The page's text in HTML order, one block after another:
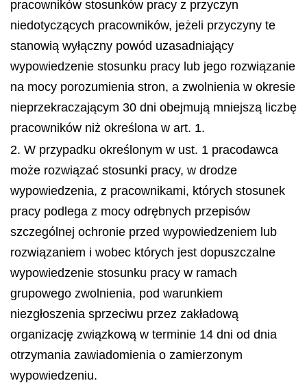
pracowników stosunków pracy z przyczyn
niedotyczących pracowników, jeżeli przyczyny te
stanowią wyłączny powód uzasadniający
wypowiedzenie stosunku pracy lub jego rozwiązanie
na mocy porozumienia stron, a zwolnienia w okresie
nieprzekraczającym 30 dni obejmują mniejszą liczbę
pracowników niż określona w art. 1.
2. W przypadku określonym w ust. 1 pracodawca
może rozwiązać stosunki pracy, w drodze
wypowiedzenia, z pracownikami, których stosunek
pracy podlega z mocy odrębnych przepisów
szczególnej ochronie przed wypowiedzeniem lub
rozwiązaniem i wobec których jest dopuszczalne
wypowiedzenie stosunku pracy w ramach
grupowego zwolnienia, pod warunkiem
niezgłoszenia sprzeciwu przez zakładową
organizację związkową w terminie 14 dni od dnia
otrzymania zawiadomienia o zamierzonym
wypowiedzeniu.